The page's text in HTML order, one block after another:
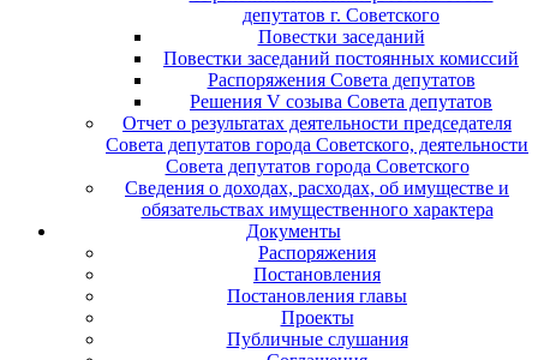
депутатов г. Советского
Повестки заседаний
Повестки заседаний постоянных комиссий
Распоряжения Совета депутатов
Решения V созыва Совета депутатов
Отчет о результатах деятельности председателя
Совета депутатов города Советского, деятельности
Совета депутатов города Советского
Сведения о доходах, расходах, об имуществе и
обязательствах имущественного характера
Документы
Распоряжения
Постановления
Постановления главы
Проекты
Публичные слушания